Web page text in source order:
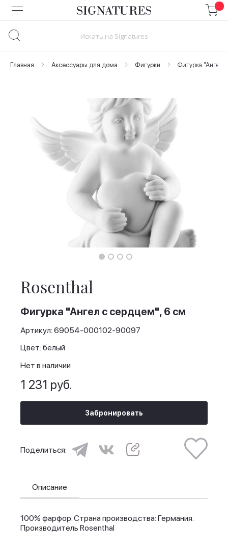
Skip
to
Главная Аксессуары для дома Фигурки Фигурка "Ангел
beginning
of
the
images
gallery
Rosenthal
Фигурка "Ангел с сердцем", 6 см
Артикул: 69054-000102-90097
Цвет: белый
Нет в наличии
1 231 руб.
Забронировать
Поделиться:
Описание
100% фарфор. Страна производства: Германия.
Производитель Rosenthal